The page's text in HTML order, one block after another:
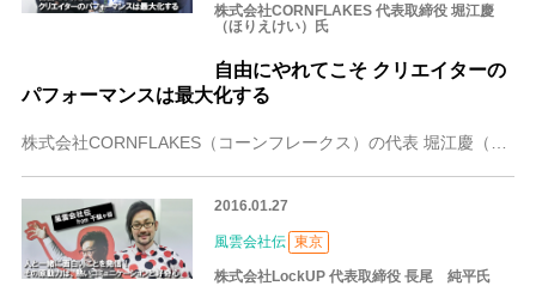
株式会社CORNFLAKES 代表取締役 堀江慶
（ほりえけい）氏
自由にやれてこそ クリエイターの
パフォーマンスは最大化する
2016.01.27
風雲会社伝 東京
株式会社LockUP 代表取締役 長尾 純平氏